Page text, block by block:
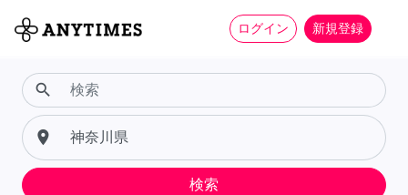
ログイン 新規登録
search
place
検索